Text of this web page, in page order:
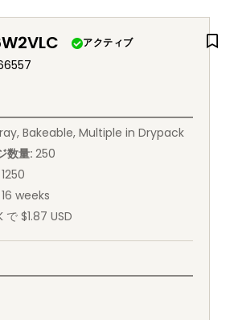
アクティブ
Bakeable, Multiple in Drypack
数量: 250
1250
16 weeks
で $1.87 USD